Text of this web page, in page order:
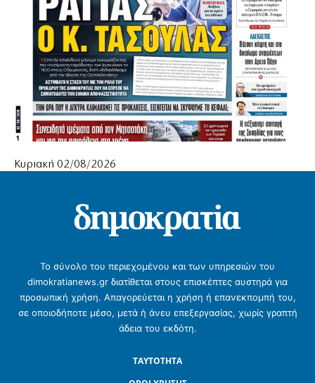
Κυριακή 02/08/2026
Το σύνολο του περιεχομένου και των υπηρεσιών του
dimokratianews.gr διατίθεται στους επισκέπτες αυστηρά για
προσωπική χρήση. Απαγορεύεται η χρήση ή επανεκπομπή του,
σε οποιοδήποτε μέσο, μετά ή άνευ επεξεργασίας, χωρίς γραπτή
άδεια του εκδότη.
ΤΑΥΤΟΤΗΤΑ